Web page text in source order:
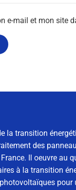
e-mail et mon site
la transition
des
Il oeuvre au
à la transition